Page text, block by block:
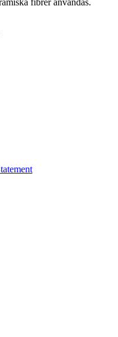
fibrer användas.